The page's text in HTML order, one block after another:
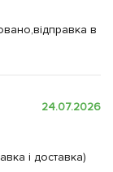
в
24.07.2026
і доставка)